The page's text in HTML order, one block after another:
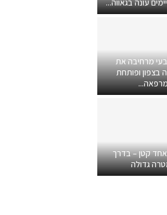
עונה בגאווה...
מרחיבה את
בצפון ופותחת
אחד קטן – בדרך
גדולה